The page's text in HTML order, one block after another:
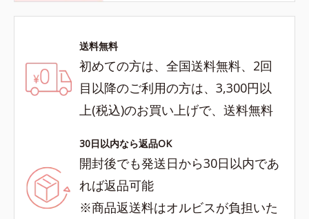
送料無料
初めての方は、全国送料無料、2回
目以降のご利用の方は、3,300円以
上(税込)のお買い上げで、送料無料
30日以内なら返品OK
開封後でも発送日から30日以内であ
れば返品可能
※商品返送料はオルビスが負担いた